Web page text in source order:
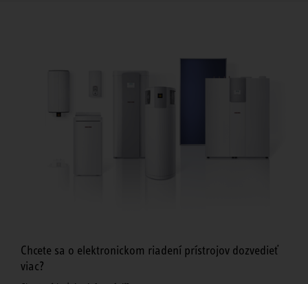
Chcete sa o elektronickom riadení prístrojov dozvedieť
viac?